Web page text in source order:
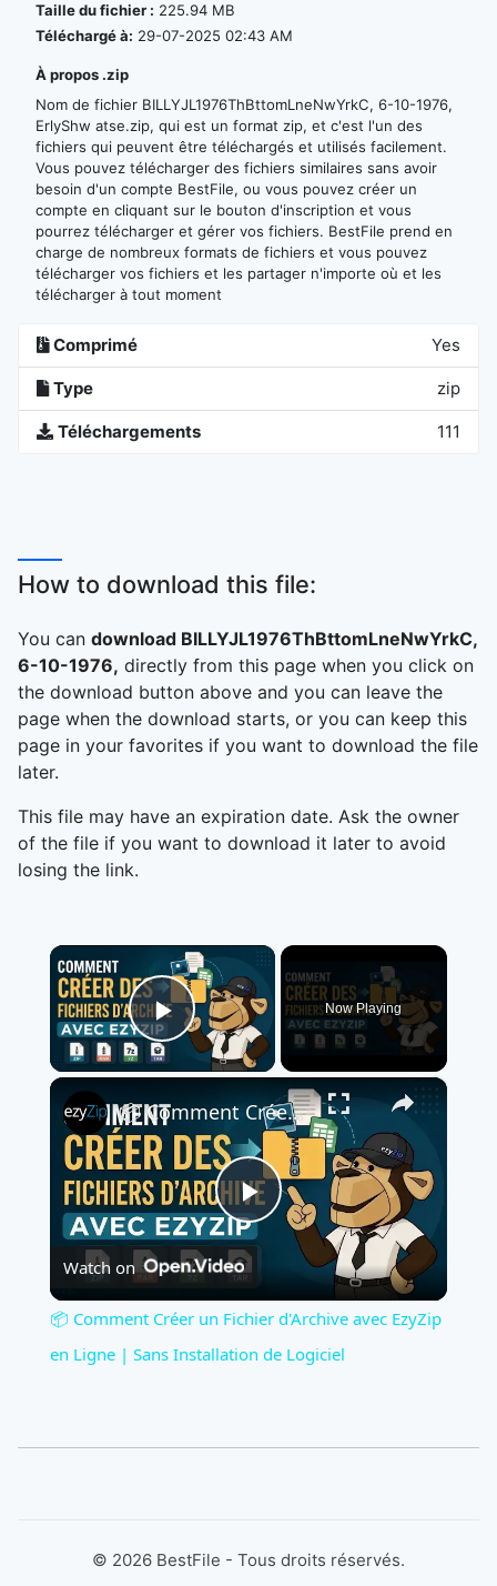
Taille du fichier : 225.94 MB
Téléchargé à: 29-07-2025 02:43 AM
À propos .zip
Nom de fichier BILLYJL1976ThBttomLneNwYrkC, 6-10-1976,
ErlyShw atse.zip, qui est un format zip, et c'est l'un des
fichiers qui peuvent être téléchargés et utilisés facilement.
Vous pouvez télécharger des fichiers similaires sans avoir
besoin d'un compte BestFile, ou vous pouvez créer un
compte en cliquant sur le bouton d'inscription et vous
pourrez télécharger et gérer vos fichiers. BestFile prend en
charge de nombreux formats de fichiers et vous pouvez
télécharger vos fichiers et les partager n'importe où et les
télécharger à tout moment
Comprimé Yes
Type zip
Téléchargements 111
How to download this file:
You can download BILLYJL1976ThBttomLneNwYrkC,
6-10-1976, directly from this page when you click on
the download button above and you can leave the
page when the download starts, or you can keep this
page in your favorites if you want to download the file
later.
This file may have an expiration date. Ask the owner
of the file if you want to download it later to avoid
losing the link.
×
Play Video
Now Playing
×
Play
Video
📦 Comment Créer un Fichier d'Archive avec EzyZip en Ligne | Sans Installation de Logiciel
Watch on
📦 Comment Créer un Fichier d'Archive avec EzyZip
en Ligne | Sans Installation de Logiciel
© 2026 BestFile - Tous droits réservés.